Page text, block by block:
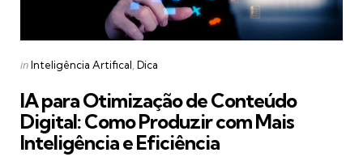
Categories
Posted
inInteligência Artifical Dica
IA para Otimização de Conteúdo
Digital: Como Produzir com Mais
Inteligência e Eficiência